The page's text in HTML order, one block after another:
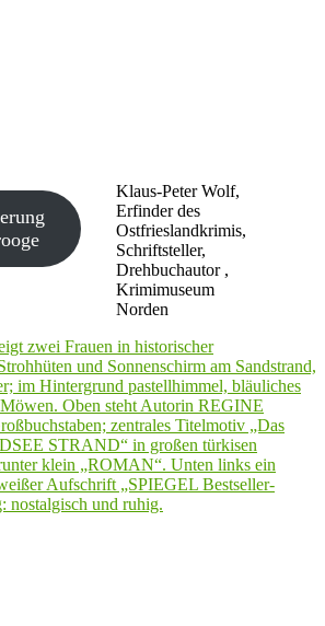
Klaus-Peter Wolf,
Erfinder des
Ostfrieslandkrimis,
Schriftsteller,
Drehbuchautor ,
Krimimuseum
Norden